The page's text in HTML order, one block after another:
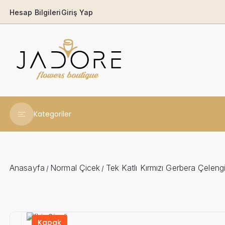
Hesap BilgileriGiriş Yap
Kategoriler
Babaya
Ferforjeler
Anasayfa / Normal Çicek / Tek Katlı Kırmızı Gerbera Çelengi
Kapak